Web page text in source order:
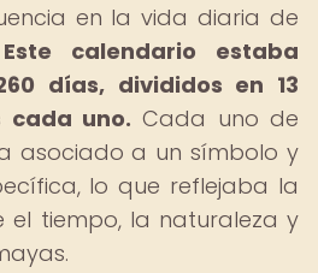
en la vida diaria de
Este calendario estaba
días, divididos en 13
cada uno. Cada uno de
asociado a un símbolo y
lo que reflejaba la
el tiempo, la naturaleza y